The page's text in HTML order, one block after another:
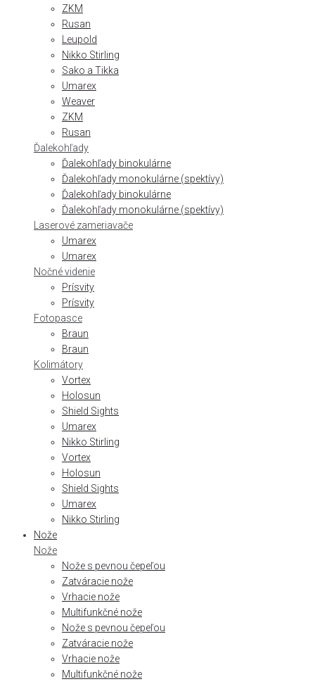
ZKM
Rusan
Leupold
Nikko Stirling
Sako a Tikka
Umarex
Weaver
ZKM
Rusan
Ďalekohľady
Ďalekohľady binokulárne
Ďalekohľady monokulárne (spektívy)
Ďalekohľady binokulárne
Ďalekohľady monokulárne (spektívy)
Laserové zameriavače
Umarex
Umarex
Nočné videnie
Prísvity
Prísvity
Fotopasce
Braun
Braun
Kolimátory
Vortex
Holosun
Shield Sights
Umarex
Nikko Stirling
Vortex
Holosun
Shield Sights
Umarex
Nikko Stirling
Nože
Nože
Nože s pevnou čepeľou
Zatváracie nože
Vrhacie nože
Multifunkčné nože
Nože s pevnou čepeľou
Zatváracie nože
Vrhacie nože
Multifunkčné nože